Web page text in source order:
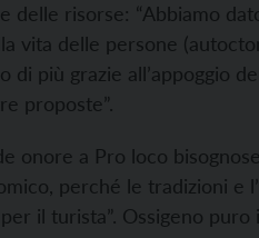
delle risorse: “Abbiamo
vita delle persone
di più grazie all’appoggio
proposte”.
onore a Pro loco
perché le tradizioni e
il turista”. Ossigeno